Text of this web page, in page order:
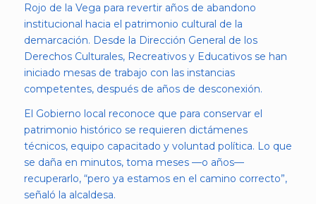
Rojo de la Vega para revertir años de abandono
institucional hacia el patrimonio cultural de la
demarcación. Desde la Dirección General de los
Derechos Culturales, Recreativos y Educativos se han
iniciado mesas de trabajo con las instancias
competentes, después de años de desconexión.
El Gobierno local reconoce que para conservar el
patrimonio histórico se requieren dictámenes
técnicos, equipo capacitado y voluntad política. Lo que
se daña en minutos, toma meses —o años—
recuperarlo, “pero ya estamos en el camino correcto”,
señaló la alcaldesa.